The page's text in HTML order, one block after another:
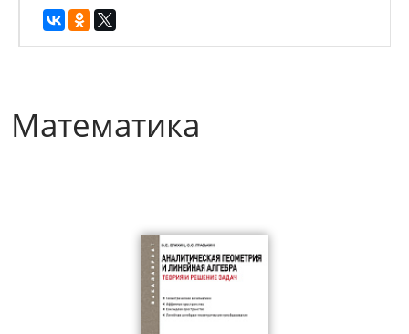
Математика